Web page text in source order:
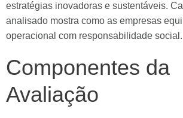
estratégias inovadoras e sustentáveis.
analisado mostra como as empresas
operacional com responsabilidade social.
Componentes da
Avaliação